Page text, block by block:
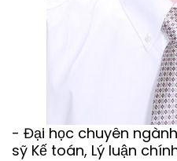
- Đại học chuyên
sỹ Kế toán, Lý luận